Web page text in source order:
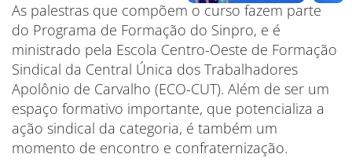
As palestras que compõem o curso fazem parte
do Programa de Formação do Sinpro, e é
ministrado pela Escola Centro-Oeste de Formação
Sindical da Central Única dos Trabalhadores
Apolônio de Carvalho (ECO-CUT). Além de ser um
espaço formativo importante, que potencializa a
ação sindical da categoria, é também um
momento de encontro e confraternização.